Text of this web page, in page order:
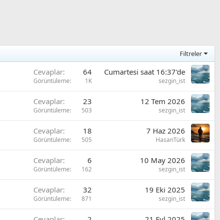
Filtreler
Cevaplar 64
Görüntüleme 1K
Cumartesi saat 16:37'de
sezgin_ist
Cevaplar 23
Görüntüleme 503
12 Tem 2026
sezgin_ist
Cevaplar 18
Görüntüleme 505
7 Haz 2026
HasanTürk
Cevaplar 6
Görüntüleme 162
10 May 2026
sezgin_ist
Cevaplar 32
Görüntüleme 871
19 Eki 2025
sezgin_ist